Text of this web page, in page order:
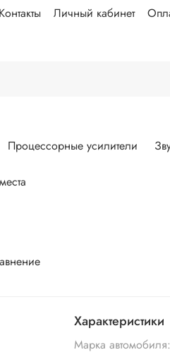
Контакты Личный кабинет
Процессорные усилители
Характеристики
Марка автомобиля: